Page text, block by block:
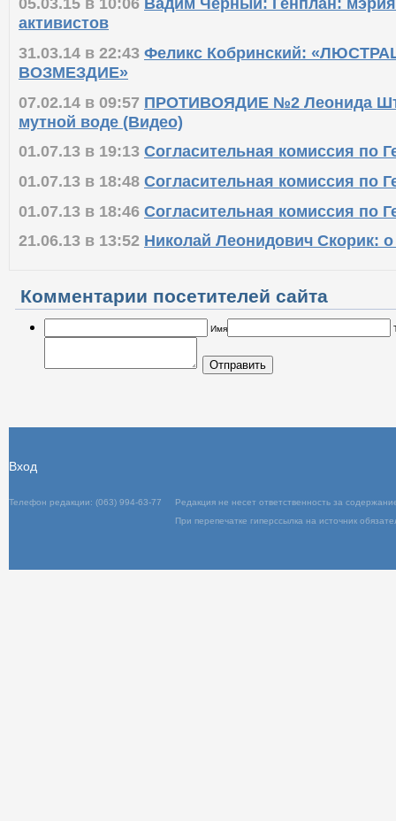
05.03.15 в 10:06 Вадим Черный: Генплан: мэрия
активистов
31.03.14 в 22:43 Феликс Кобринский:
ВОЗМЕЗДИЕ»
07.02.14 в 09:57 ПРОТИВОЯДИЕ №2 Леонида
мутной воде (Видео)
01.07.13 в 19:13 Согласительная комиссия по
01.07.13 в 18:48 Согласительная комиссия по
01.07.13 в 18:46 Согласительная комиссия по
21.06.13 в 13:52 Николай Леонидович Скорик:
Комментарии посетителей сайта
Имя
Отправить
Телефон редакции: (063) 994-63-77
При